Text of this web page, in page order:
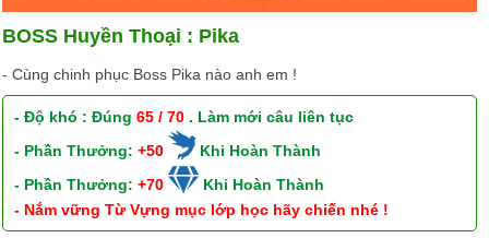
BOSS Huyền Thoại : Pika
- Cùng chinh phục Boss Pika nào anh em !
- Độ khó : Đúng65 / 70 . Làm mới câu liên tục
- Phần Thưởng:+50
Khi Hoàn Thành
- Phần Thưởng:+70
Khi Hoàn Thành
- Nắm vững Từ Vựng mục lớp học hãy chiến nhé !